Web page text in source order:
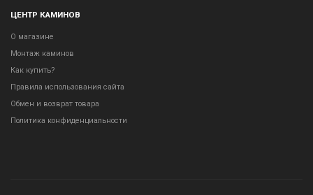
ЦЕНТР КАМИНОВ
О магазине
Монтаж каминов
Как купить?
Правила использования сайта
Обмен и возврат товара
Политика конфиденциальности